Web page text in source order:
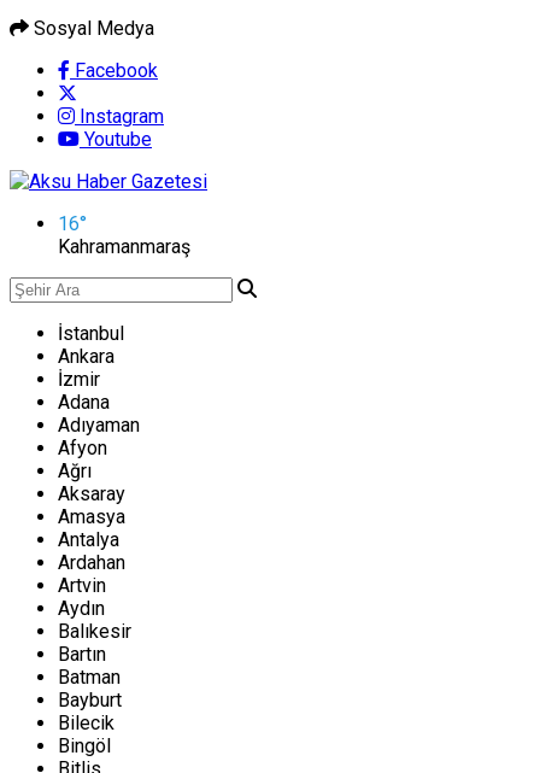
Sosyal Medya
Facebook
Instagram
Youtube
16°
Kahramanmaraş
İstanbul
Ankara
İzmir
Adana
Adıyaman
Afyon
Ağrı
Aksaray
Amasya
Antalya
Ardahan
Artvin
Aydın
Balıkesir
Bartın
Batman
Bayburt
Bilecik
Bingöl